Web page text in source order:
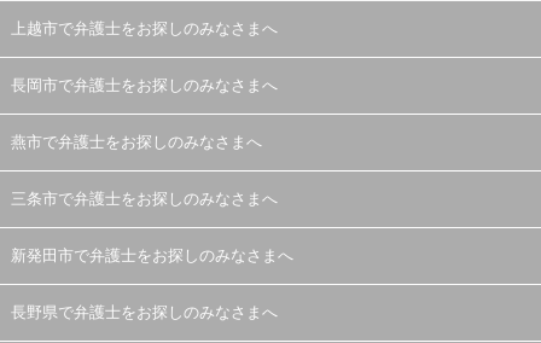
上越市で弁護士をお探しのみなさまへ
長岡市で弁護士をお探しのみなさまへ
燕市で弁護士をお探しのみなさまへ
三条市で弁護士をお探しのみなさまへ
新発田市で弁護士をお探しのみなさまへ
長野県で弁護士をお探しのみなさまへ